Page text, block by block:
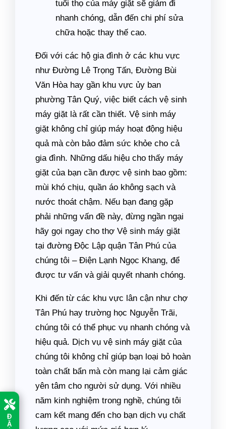
Đ
Ặ
tuổi thọ của máy giặt sẽ giảm đi
nhanh chóng, dẫn đến chi phí sửa
chữa hoặc thay thế cao.
Đối với các hộ gia đình ở các khu vực
như Đường Lê Trọng Tấn, Đường Bùi
Văn Hòa hay gần khu vực ủy ban
phường Tân Quý, việc biết cách vệ sinh
máy giặt là rất cần thiết. Vệ sinh máy
giặt không chỉ giúp máy hoạt động hiệu
quả mà còn bảo đảm sức khỏe cho cả
gia đình. Những dấu hiệu cho thấy máy
giặt của bạn cần được vệ sinh bao gồm:
mùi khó chịu, quần áo không sạch và
nước thoát chậm. Nếu bạn đang gặp
phải những vấn đề này, đừng ngần ngại
hãy gọi ngay cho thợ Vệ sinh máy giặt
tại đường Độc Lập quận Tân Phú của
chúng tôi – Điện Lạnh Ngọc Khang, để
được tư vấn và giải quyết nhanh chóng.
Khi đến từ các khu vực lân cận như chợ
Tân Phú hay trường học Nguyễn Trãi,
chúng tôi có thể phục vụ nhanh chóng và
hiệu quả. Dịch vụ vệ sinh máy giặt của
chúng tôi không chỉ giúp bạn loại bỏ hoàn
toàn chất bẩn mà còn mang lại cảm giác
yên tâm cho người sử dụng. Với nhiều
năm kinh nghiệm trong nghề, chúng tôi
cam kết mang đến cho bạn dịch vụ chất